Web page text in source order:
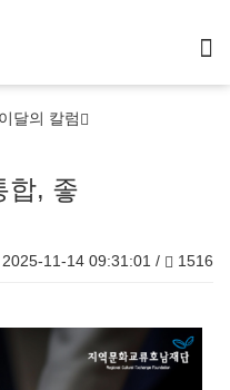
이달의 칼럼
합, 좋
2025-11-14 09:31:01 / 1516